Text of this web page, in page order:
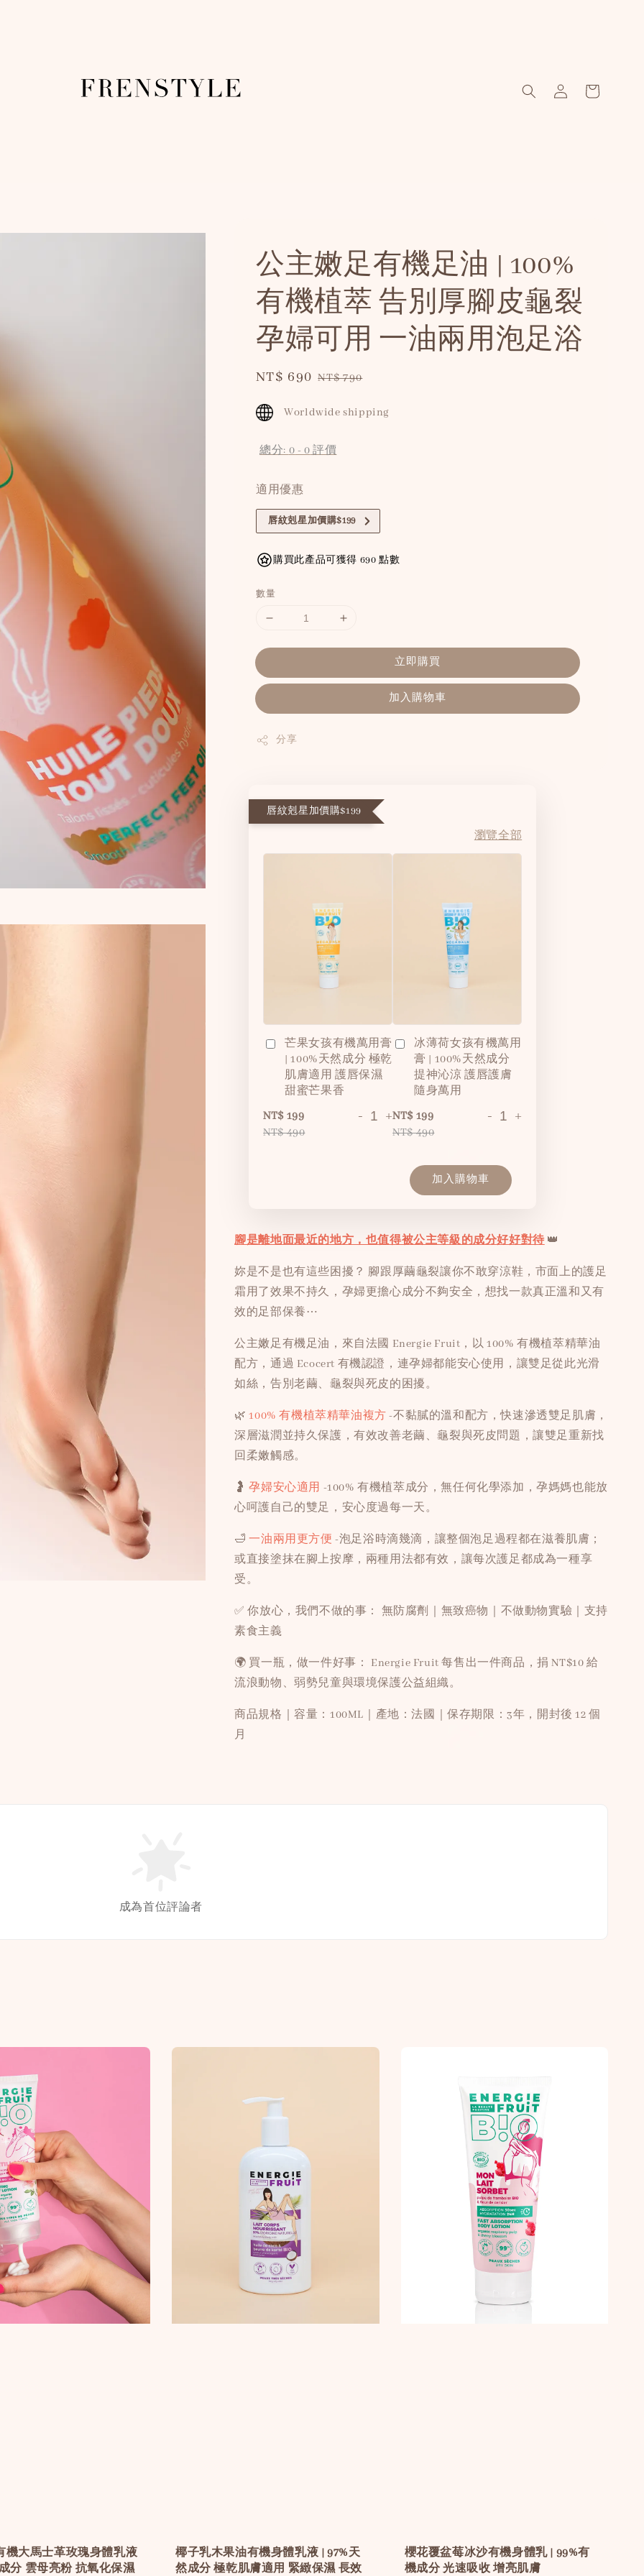
公主嫩足有機足油 | 100%
有機植萃 告別厚腳皮龜裂
孕婦可用 一油兩用泡足浴
Sale
NT$ 690 Regular
NT$ 790
Worldwide shipping
總分: 0 -0 評價
適用優惠
唇紋剋星加價購$199
購買此產品可獲得 690 點數
數量
立即購買
加入購物車
分享
唇紋剋星加價購$199
瀏覽全部
芒果女孩有機萬用膏
| 100%天然成分 極乾
肌膚適用 護唇保濕
甜蜜芒果香
NT$ 199
NT$ 490
- +
冰薄荷女孩有機萬用
膏 | 100%天然成分
提神沁涼 護唇護膚
隨身萬用
NT$ 199
NT$ 490
- +
加入購物車
腳是離地面最近的地方，也值得被公主等級的成分好好對待 👑
妳是不是也有這些困擾？ 腳跟厚繭龜裂讓你不敢穿涼鞋，市面上的護足
霜用了效果不持久，孕婦更擔心成分不夠安全，想找一款真正溫和又有
效的足部保養⋯
公主嫩足有機足油，來自法國 Energie Fruit，以 100% 有機植萃精華油
配方，通過 Ecocert 有機認證，連孕婦都能安心使用，讓雙足從此光滑
如絲，告別老繭、龜裂與死皮的困擾。
🌿100% 有機植萃精華油複方 -不黏膩的溫和配方，快速滲透雙足肌膚，
深層滋潤並持久保護，有效改善老繭、龜裂與死皮問題，讓雙足重新找
回柔嫩觸感。
🤰孕婦安心適用 -100% 有機植萃成分，無任何化學添加，孕媽媽也能放
心呵護自己的雙足，安心度過每一天。
🛁一油兩用更方便 -泡足浴時滴幾滴，讓整個泡足過程都在滋養肌膚；
或直接塗抹在腳上按摩，兩種用法都有效，讓每次護足都成為一種享
受。
✅ 你放心，我們不做的事： 無防腐劑｜無致癌物｜不做動物實驗｜支持
素食主義
🌍 買一瓶，做一件好事： Energie Fruit 每售出一件商品，捐 NT$10 給
流浪動物、弱勢兒童與環境保護公益組織。
商品規格｜容量：100ML｜產地：法國｜保存期限：3年，開封後 12 個
月
成為首位評論者
機大馬士革玫瑰身體乳液
分 雲母亮粉 抗氧化保濕
椰子乳木果油有機身體乳液 | 97%天
然成分 極乾肌膚適用 緊緻保濕 長效
櫻花覆盆莓冰沙有機身體乳 | 99%有
機成分 光速吸收 增亮肌膚